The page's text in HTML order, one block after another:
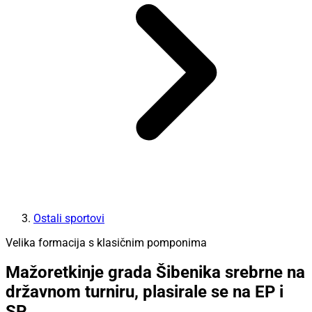
Ostali sportovi
Velika formacija s klasičnim pomponima
Mažoretkinje grada Šibenika srebrne na
državnom turniru, plasirale se na EP i